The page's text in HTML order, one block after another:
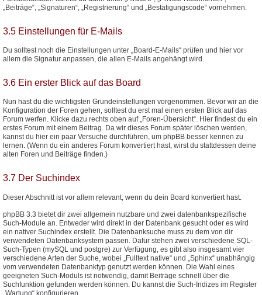
„Beiträge“, „Signaturen“, „Registrierung“ und „Bestätigungscode“ vornehmen.
3.5 Einstellungen für E-Mails
Du solltest noch die Einstellungen unter „Board-E-Mails“ prüfen und hier vor
allem die Signatur anpassen, die allen E-Mails angehängt wird.
3.6 Ein erster Blick auf das Board
Nun hast du die wichtigsten Grundeinstellungen vorgenommen. Bevor wir an die
Konfiguration der Foren gehen, solltest du erst mal einen ersten Blick auf das
Forum werfen. Klicke dazu rechts oben auf „Foren-Übersicht“. Hier findest du ein
erstes Forum mit einem Beitrag. Da wir dieses Forum später löschen werden,
kannst du hier ein paar Versuche durchführen, um phpBB besser kennen zu
lernen. (Wenn du ein anderes Forum konvertiert hast, wirst du stattdessen deine
alten Foren und Beiträge finden.)
3.7 Der Suchindex
Dieser Abschnitt ist vor allem relevant, wenn du dein Board konvertiert hast.
phpBB 3.3 bietet dir zwei allgemein nutzbare und zwei datenbankspezifische
Such-Module an. Entweder wird direkt in der Datenbank gesucht oder es wird
ein nativer Suchindex erstellt. Die Datenbanksuche muss zu dem von dir
verwendeten Datenbanksystem passen. Dafür stehen zwei verschiedene SQL-
Such-Typen (mySQL und postgre) zur Verfügung, es gibt also insgesamt vier
verschiedene Arten der Suche, wobei „Fulltext native“ und „Sphinx“ unabhängig
vom verwendeten Datenbanktyp genutzt werden können. Die Wahl eines
geeigneten Such-Moduls ist notwendig, damit Beiträge schnell über die
Suchfunktion gefunden werden können. Du kannst die Such-Indizes im Register
„Wartung“ konfigurieren.